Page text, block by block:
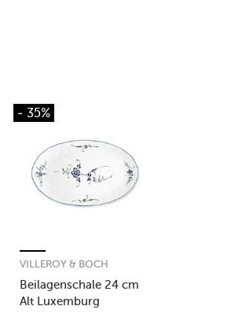
- 35%
Beilagenschale 24 cm
Alt Luxemburg
VILLEROY & BOCH